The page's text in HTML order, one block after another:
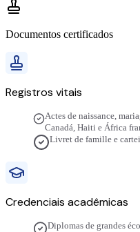
Documentos certificados
Registros vitais
Actes de naissance,
Canadá, Haiti e África
Livret de famille e
Credenciais acadêmicas
Diplomas de grandes